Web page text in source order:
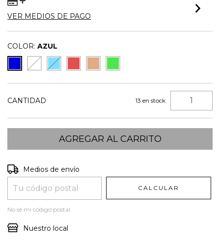
VER MEDIOS DE PAGO
COLOR: AZUL
CANTIDAD 13 en stock
Entregas para el CP:
Medios de envío
CALCULAR
No sé mi código postal
Nuestro local